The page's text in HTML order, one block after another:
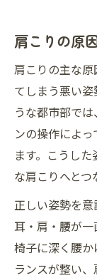
肩こりの原
肩こりの主な
てしまう悪い
うな都市部で
ンの操作によ
ます。こうし
な肩こりへとつ
正しい姿勢を意
耳・肩・腰が一
椅子に深く腰
ランスが整い